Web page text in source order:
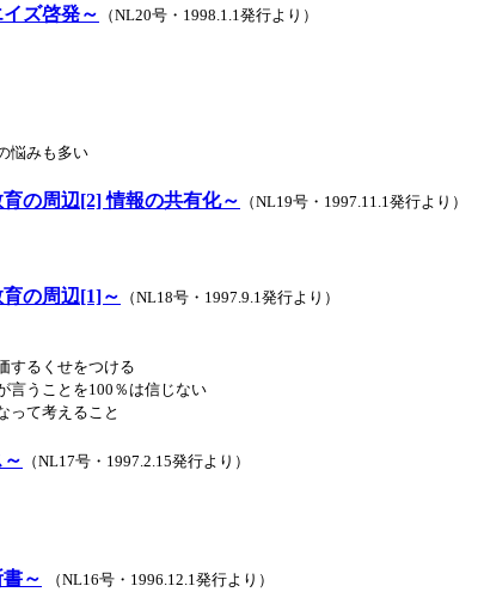
ズ啓発～
（NL20号・1998.1.1発行より）
悩みも多い
の周辺[2] 情報の共有化～
（NL19号・1997.11.1発行より）
の周辺[1]～
（NL18号・1997.9.1発行より）
するくせをつける
言うことを100％は信じない
って考えること
（NL17号・1997.2.15発行より）
～
（NL16号・1996.12.1発行より）